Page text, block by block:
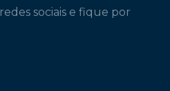
sociais e fique por